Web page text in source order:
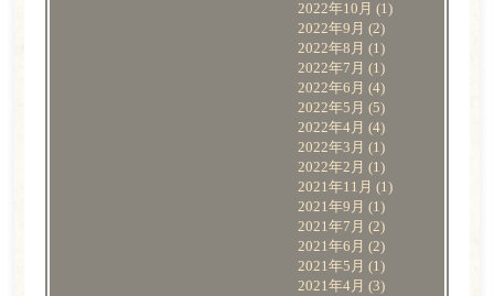
2022年10月 (1)
2022年9月 (2)
2022年8月 (1)
2022年7月 (1)
2022年6月 (4)
2022年5月 (5)
2022年4月 (4)
2022年3月 (1)
2022年2月 (1)
2021年11月 (1)
2021年9月 (1)
2021年7月 (2)
2021年6月 (2)
2021年5月 (1)
2021年4月 (3)